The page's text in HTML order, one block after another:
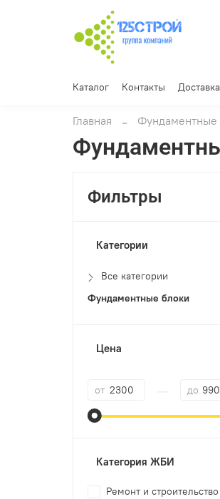
Каталог Контакты
Главная Фундаментные
Фильтры
Категории
Все категории
Фундаментные блоки
Цена
от до
Категория ЖБИ
Ремонт и строительство